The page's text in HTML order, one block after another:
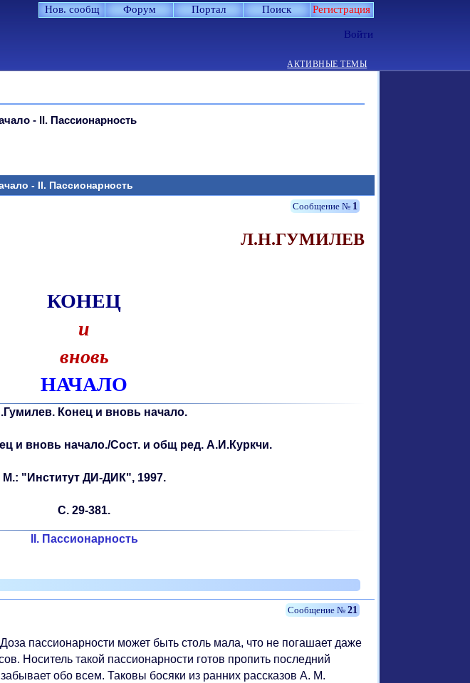
Нов. сообщ Форум Портал Поиск Регистрация
Войти
АКТИВНЫЕ ТЕМЫ
- II. Пассионарность
- II. Пассионарность
1
Л.Н.ГУМИЛЕВ
КОНЕЦ
и
вновь
НАЧАЛО
Конец и вновь начало.
и вновь начало./Сост. и общ ред. А.И.Куркчи.
М.: "Институт ДИ-ДИК", 1997.
С. 29-381.
II. Пассионарность
21
пассионарности может быть столь мала, что не погашает даже
Носитель такой пассионарности готов пропить последний
обо всем. Таковы босяки из ранних рассказов А. М.